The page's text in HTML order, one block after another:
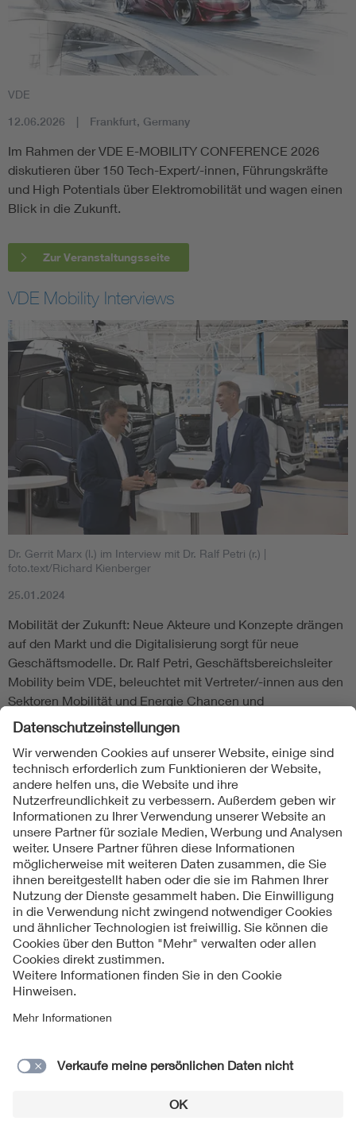
VDE
12.06.2026 Frankfurt, Germany
Im Rahmen der VDE E-MOBILITY CONFERENCE 2026
diskutieren über 150 Tech-Expert/-innen, Führungskräfte
und High Potentials über Elektromobilität und wagen einen
Blick in die Zukunft.
Zur Veranstaltungsseite
VDE Mobility Interviews
Dr. Gerrit Marx (l.) im Interview mit Dr. Ralf Petri (r.) |
foto.text/Richard Kienberger
25.01.2024
Mobilität der Zukunft: Neue Akteure und Konzepte drängen
auf den Markt und die Digitalisierung sorgt für neue
Geschäftsmodelle. Dr. Ralf Petri, Geschäftsbereichsleiter
Mobility beim VDE, beleuchtet mit Vertreter/-innen aus den
Sektoren Mobilität und Energie Chancen und
Herausforderungen der Transformation.
Zu den Interviews
Folgen Sie uns
Kontakte
Datenschutzinformationen